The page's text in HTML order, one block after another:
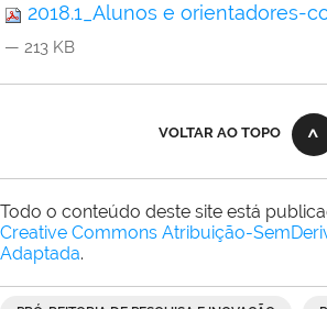
2018.1_Alunos e orientadores-
— 213 KB
VOLTAR AO TOPO
Todo o conteúdo deste site está
Creative Commons Atribuição-
Adaptada.